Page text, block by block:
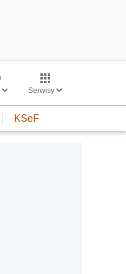
Serwisy
KSeF